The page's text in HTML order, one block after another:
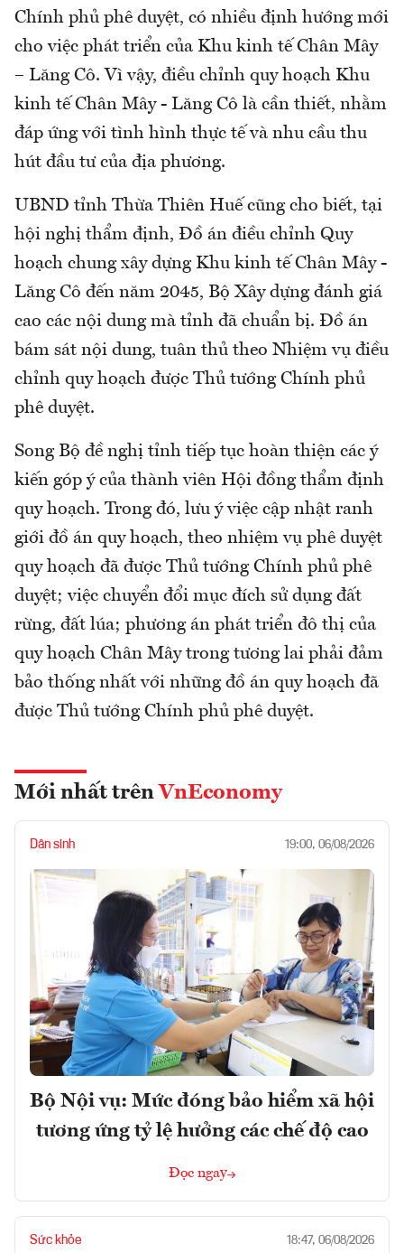
Chính phủ phê duyệt, có nhiều định hướng mới
cho việc phát triển của Khu kinh tế Chân Mây
– Lăng Cô. Vì vậy, điều chỉnh quy hoạch Khu
kinh tế Chân Mây - Lăng Cô là cần thiết, nhằm
đáp ứng với tình hình thực tế và nhu cầu thu
hút đầu tư của địa phương.
UBND tỉnh Thừa Thiên Huế cũng cho biết, tại
hội nghị thẩm định, Đồ án điều chỉnh Quy
hoạch chung xây dựng Khu kinh tế Chân Mây -
Lăng Cô đến năm 2045, Bộ Xây dựng đánh giá
cao các nội dung mà tỉnh đã chuẩn bị. Đồ án
bám sát nội dung, tuân thủ theo Nhiệm vụ điều
chỉnh quy hoạch được Thủ tướng Chính phủ
phê duyệt.
Song Bộ đề nghị tỉnh tiếp tục hoàn thiện các ý
kiến góp ý của thành viên Hội đồng thẩm định
quy hoạch. Trong đó, lưu ý việc cập nhật ranh
giới đồ án quy hoạch, theo nhiệm vụ phê duyệt
quy hoạch đã được Thủ tướng Chính phủ phê
duyệt; việc chuyển đổi mục đích sử dụng đất
rừng, đất lúa; phương án phát triển đô thị của
quy hoạch Chân Mây trong tương lai phải đảm
bảo thống nhất với những đồ án quy hoạch đã
được Thủ tướng Chính phủ phê duyệt.
Mới nhất trên VnEconomy
Dân sinh 19:00, 06/08/2026
Bộ Nội vụ: Mức đóng bảo hiểm xã hội
tương ứng tỷ lệ hưởng các chế độ cao
Đọc ngay
Sức khỏe 18:47, 06/08/2026